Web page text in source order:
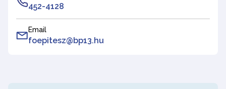
452-4128
Email
foepitesz@bp13.hu